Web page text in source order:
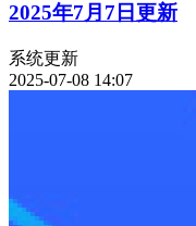
2025年7月7日更新
系统更新
2025-07-08 14:07